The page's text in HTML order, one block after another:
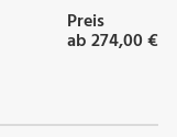
Preis
ab 274,00 €